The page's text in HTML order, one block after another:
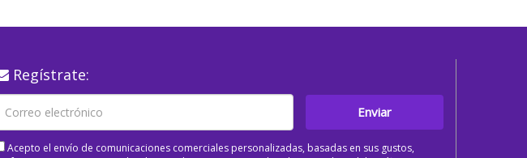
Regístrate:
Enviar
Acepto el envío de comunicaciones comerciales personalizadas, basadas en sus gustos,